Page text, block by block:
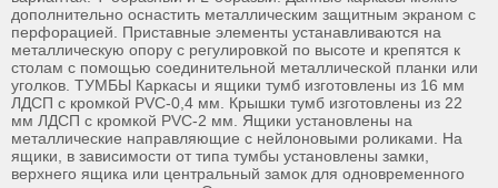
дополнительно оснастить металлическим защитным экраном с
перфорацией. Приставные элементы устанавливаются на
металлическую опору с регулировкой по высоте и крепятся к
столам с помощью соединительной металлической планки или
уголков. ТУМБЫ Каркасы и ящики тумб изготовлены из 16 мм
ЛДСП с кромкой PVC-0,4 мм. Крышки тумб изготовлены из 22
мм ЛДСП с кромкой PVC-2 мм. Ящики установлены на
металлические направляющие с нейлоновыми роликами. На
ящики, в зависимости от типа тумбы установлены замки,
верхнего ящика или центральный замок для одновременного